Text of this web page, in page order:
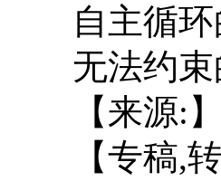
自主循
无法约
【来源:】
【专稿,